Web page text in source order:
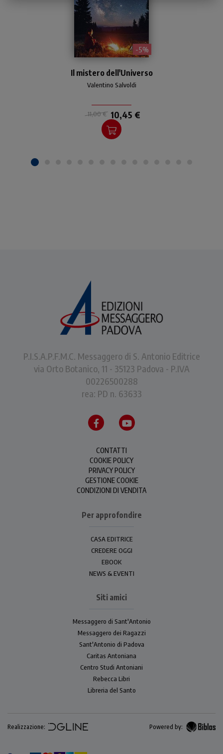
- 5%
2022. Tema: universo,
scienza e fede.
Valentino Salvoldi
Il mistero dell'Universo
11,00 € 10,45 €
P.I.S.A.P.F.M.C. Messaggero di S. Antonio Editrice
via Orto Botanico, 11 - 35123 Padova - P.IVA
00226500288
rea: PD n. 63633
CONTATTI
COOKIE POLICY
PRIVACY POLICY
GESTIONE COOKIE
CONDIZIONI DI VENDITA
Per approfondire
CASA EDITRICE
CREDERE OGGI
EBOOK
NEWS & EVENTI
Siti amici
Messaggero di Sant'Antonio
Messaggero dei Ragazzi
Sant'Antonio di Padova
Caritas Antoniana
Centro Studi Antoniani
Rebecca Libri
Libreria del Santo
Realizzazione: Powered by: